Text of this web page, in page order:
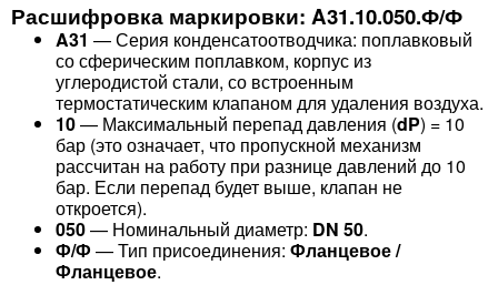
Расшифровка маркировки: A31.10.050.Ф/Ф
A31 — Серия конденсатоотводчика: поплавковый
со сферическим поплавком, корпус из
углеродистой стали, со встроенным
термостатическим клапаном для удаления воздуха.
10— Максимальный перепад давления (dP) = 10
бар (это означает, что пропускной механизм
рассчитан на работу при разнице давлений до 10
бар. Если перепад будет выше, клапан не
откроется).
050— Номинальный диаметр: DN 50.
Ф/Ф — Тип присоединения: Фланцевое /
Фланцевое.